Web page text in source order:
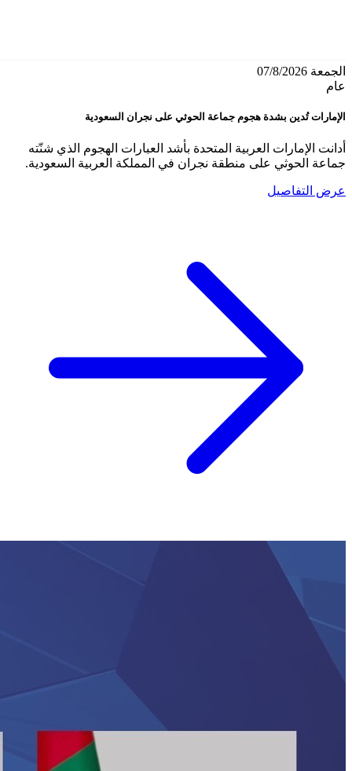
الجمعة 07/8/2026
عام
الإمارات تُدين بشدة هجوم جماعة الحوثي على نجران السعودية
أدانت الإمارات العربية المتحدة بأشد العبارات الهجوم الذي شنّته
جماعة الحوثي على منطقة نجران في المملكة العربية السعودية.
عرض التفاصيل